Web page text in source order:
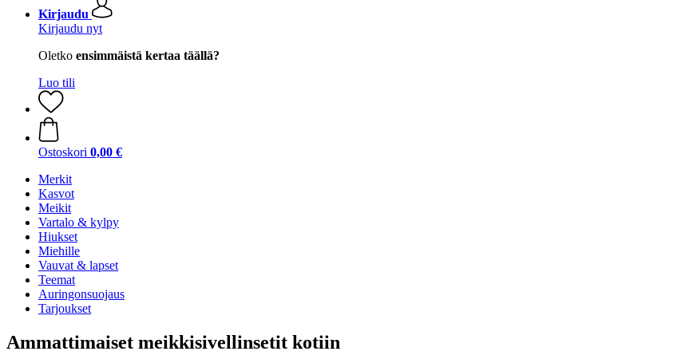
Kirjaudu
Kirjaudu nyt
Oletko ensimmäistä kertaa täällä?
Luo tili
Ostoskori 0,00 €
Merkit
Kasvot
Meikit
Vartalo & kylpy
Hiukset
Miehille
Vauvat & lapset
Teemat
Auringonsuojaus
Tarjoukset
Ammattimaiset meikkisivellinsetit kotiin